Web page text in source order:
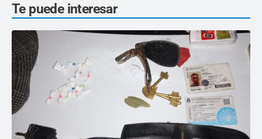
Te puede interesar